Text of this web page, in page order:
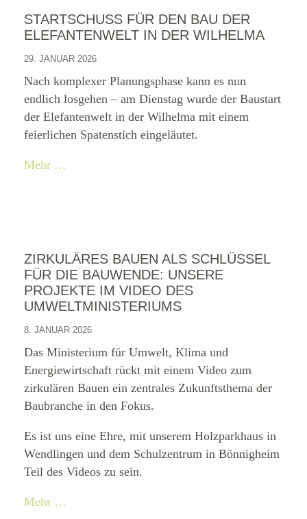
STARTSCHUSS FÜR DEN BAU DER
ELEFANTENWELT IN DER WILHELMA
29. JANUAR 2026
Nach komplexer Planungsphase kann es nun
endlich losgehen – am Dienstag wurde der Baustart
der Elefantenwelt in der Wilhelma mit einem
feierlichen Spatenstich eingeläutet.
Mehr …
ZIRKULÄRES BAUEN ALS SCHLÜSSEL
FÜR DIE BAUWENDE: UNSERE
PROJEKTE IM VIDEO DES
UMWELTMINISTERIUMS
8. JANUAR 2026
Das Ministerium für Umwelt, Klima und
Energiewirtschaft rückt mit einem Video zum
zirkulären Bauen ein zentrales Zukunftsthema der
Baubranche in den Fokus.
Es ist uns eine Ehre, mit unserem Holzparkhaus in
Wendlingen und dem Schulzentrum in Bönnigheim
Teil des Videos zu sein.
Mehr …